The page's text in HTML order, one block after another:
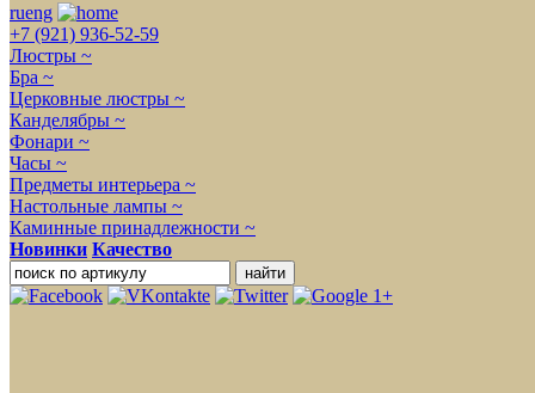
rueng
+7 (921) 936-52-59
Люстры ~
Бра ~
Церковные люстры ~
Канделябры ~
Фонари ~
Часы ~
Предметы интерьера ~
Настольные лампы ~
Каминные принадлежности ~
Новинки Качество